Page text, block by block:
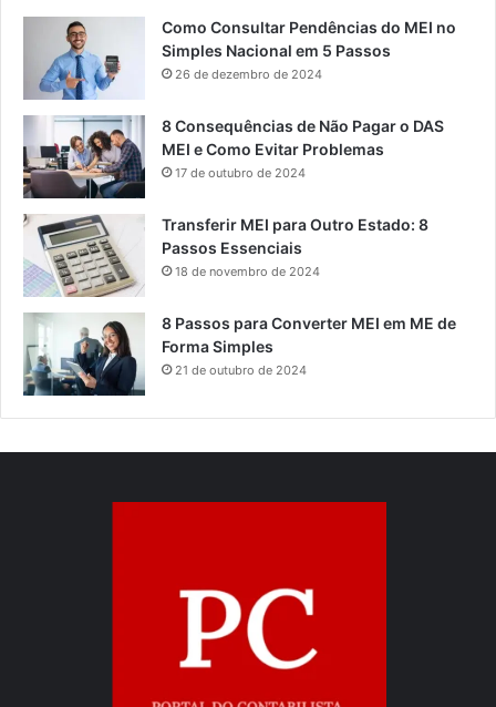
Como Consultar Pendências do MEI no
Simples Nacional em 5 Passos
26 de dezembro de 2024
8 Consequências de Não Pagar o DAS
MEI e Como Evitar Problemas
17 de outubro de 2024
Transferir MEI para Outro Estado: 8
Passos Essenciais
18 de novembro de 2024
8 Passos para Converter MEI em ME de
Forma Simples
21 de outubro de 2024